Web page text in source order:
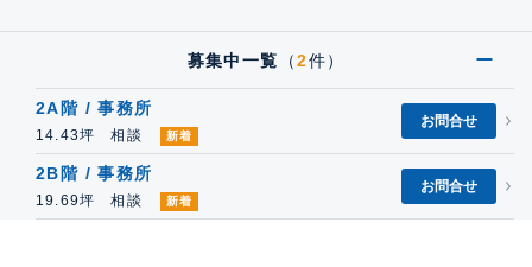
募集中一覧 （2件）
2A階 / 事務所
14.43坪 相談 新着
お問合せ
2B階 / 事務所
19.69坪 相談 新着
お問合せ